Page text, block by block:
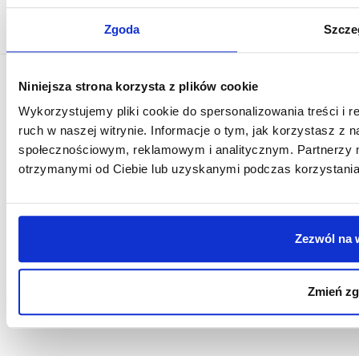
Zgoda
Niniejsza strona korzysta z plików cookie
Wykorzystujemy pliki cookie do spersonalizowania treści i
ruch w naszej witrynie. Informacje o tym, jak korzystasz z
społecznościowym, reklamowym i analitycznym. Partnerzy
otrzymanymi od Ciebie lub uzyskanymi podczas
Zezwól na
Zmień
© 2026 PUW. All rights reserved.
Polityka prywatności i plików cookies